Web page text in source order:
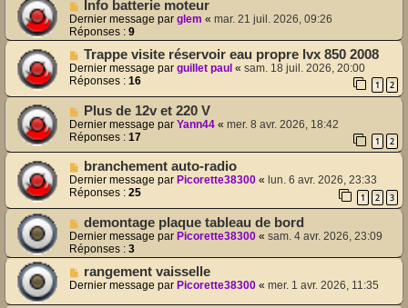
Info batterie moteur
Dernier message par glem « mar. 21 juil. 2026, 09:26
Réponses : 9
Trappe visite réservoir eau propre lvx 850 2008
Dernier message par guillet paul « sam. 18 juil. 2026, 20:00
Réponses : 16 1 2
Plus de 12v et 220 V
Dernier message par Yann44 « mer. 8 avr. 2026, 18:42
Réponses : 17 1 2
branchement auto-radio
Dernier message par Picorette38300 « lun. 6 avr. 2026, 23:33
Réponses : 25 1 2 3
demontage plaque tableau de bord
Dernier message par Picorette38300 « sam. 4 avr. 2026, 23:09
Réponses : 3
rangement vaisselle
Dernier message par Picorette38300 « mer. 1 avr. 2026, 11:35